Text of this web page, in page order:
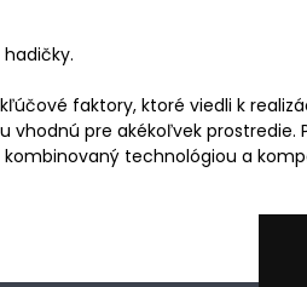
kľúčové faktory, ktoré viedli k
pre akékoľvek
technológiou a